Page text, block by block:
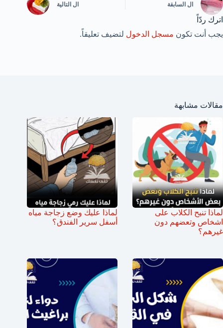
ال السابقة ال التالية
اترك ردّاً
يجب أنت تكون مسجل الدخول لتضيف تعليقاً.
مقالات مشابهة
لماذا تنبح الكلاب على
اشخاص وتعضهم دون
غيرهم؟
لماذا عليك وضع زجاجة مياه
أسفل سرير الفندق؟